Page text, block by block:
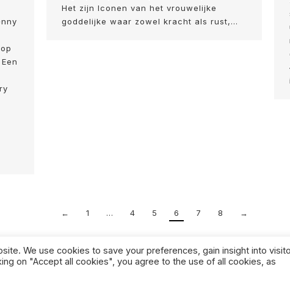
Het zijn Iconen van het vrouwelijke
goddelijke waar zowel kracht als rust,…
← 1 … 4 5 6 7 8 →
We use cookies to save your preferences, gain insight into
on "Accept all cookies", you agree to the use of all cookies, as